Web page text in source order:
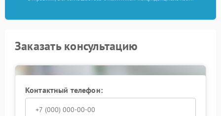
Заказать консультацию
Контактный телефон: